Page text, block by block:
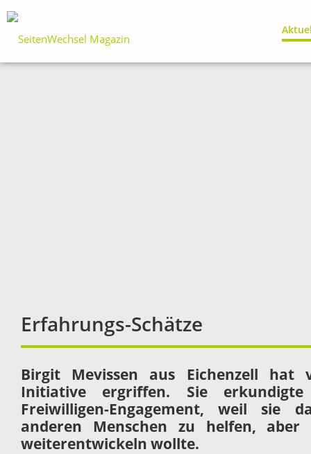
Erfahrungs-Schätze
Birgit Mevissen aus Eichenzell hat
Initiative ergriffen. Sie
Freiwilligen-Engagement, weil sie
anderen Menschen zu helfen,
weiterentwickeln wollte.